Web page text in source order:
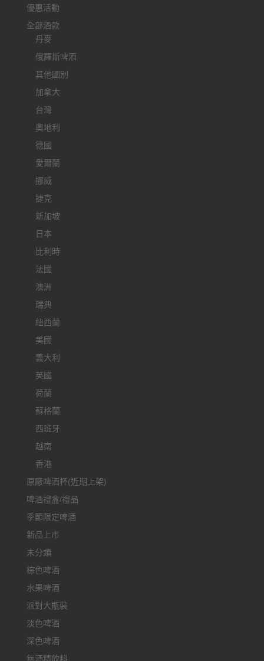
優惠活動
全部酒款
丹麥
俄羅斯啤酒
其他國別
加拿大
台灣
奧地利
德國
愛爾蘭
挪威
捷克
新加坡
日本
比利時
法國
澳洲
瑞典
紐西蘭
美國
義大利
英國
荷蘭
蘇格蘭
西班牙
越南
香港
原廠啤酒杯(近期上架)
啤酒禮盒/禮品
季節限定啤酒
新品上市
未分類
棕色啤酒
水果啤酒
派對大瓶裝
淡色啤酒
深色啤酒
無酒精飲料